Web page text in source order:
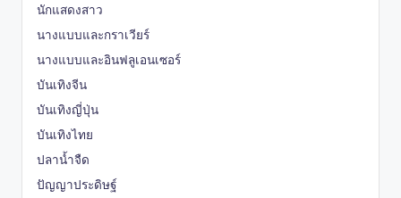
นักแสดงสาว
นางแบบและกราเวียร์
นางแบบและอินฟลูเอนเซอร์
บันเทิงจีน
บันเทิงญี่ปุ่น
บันเทิงไทย
ปลาน้ำจืด
ปัญญาประดิษฐ์